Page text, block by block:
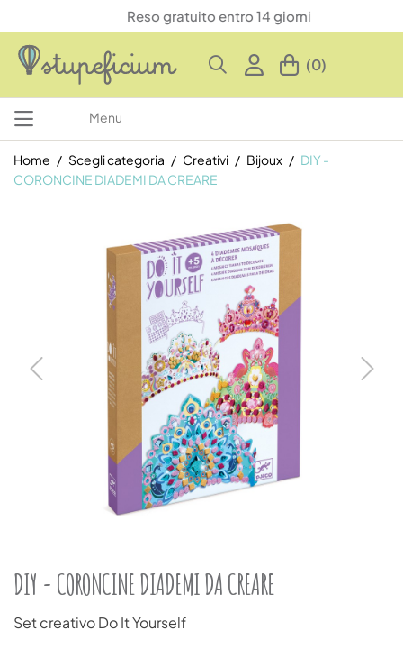
Reso gratuito entro 14 giorni
(0)
Menu
Home Scegli categoria Creativi Bijoux
DIY -
CORONCINE DIADEMI DA CREARE
DIY - CORONCINE DIADEMI DA CREARE
Set creativo Do It Yourself